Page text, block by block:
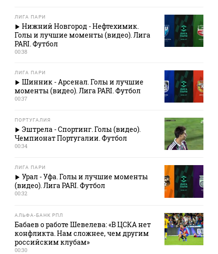
ЛИГА ПАРИ
Нижний Новгород - Нефтехимик.
Голы и лучшие моменты (видео). Лига
PARI. Футбол
00:38
ЛИГА ПАРИ
Шинник - Арсенал. Голы и лучшие
моменты (видео). Лига PARI. Футбол
00:37
ПОРТУГАЛИЯ
Эштрела - Спортинг. Голы (видео).
Чемпионат Португалии. Футбол
00:34
ЛИГА ПАРИ
Урал - Уфа. Голы и лучшие моменты
(видео). Лига PARI. Футбол
00:32
АЛЬФА-БАНК РПЛ
Бабаев о работе Шевелева: «В ЦСКА нет
конфликта. Нам сложнее, чем другим
российским клубам»
00:30